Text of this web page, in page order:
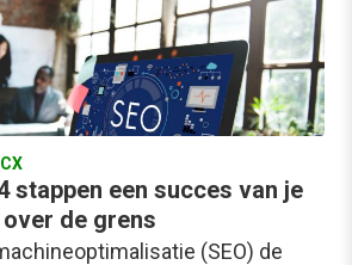
stappen een succes van je
de grens
(SEO) de